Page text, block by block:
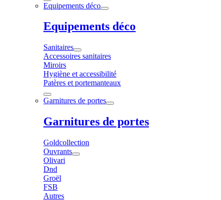
Equipements déco
Equipements déco
Sanitaires
Accessoires sanitaires
Miroirs
Hygiène et accessibilité
Patères et portemanteaux
Garnitures de portes
Garnitures de portes
Goldcollection
Ouvrants
Olivari
Dnd
Groël
FSB
Autres